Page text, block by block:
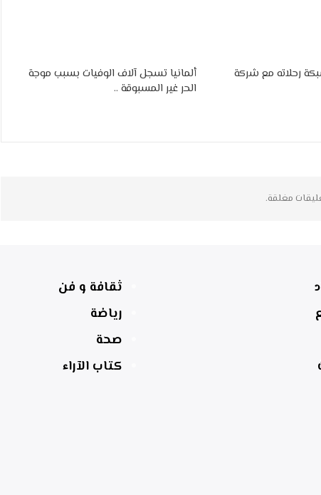
رحلاته مع شركة
ألمانيا تسجل آلاف الوفيات بسبب موجة
الحر غير المسبوقة ..
مغلقة.
ثقافة و فن
رياضة
صحة
كتاب الآراء